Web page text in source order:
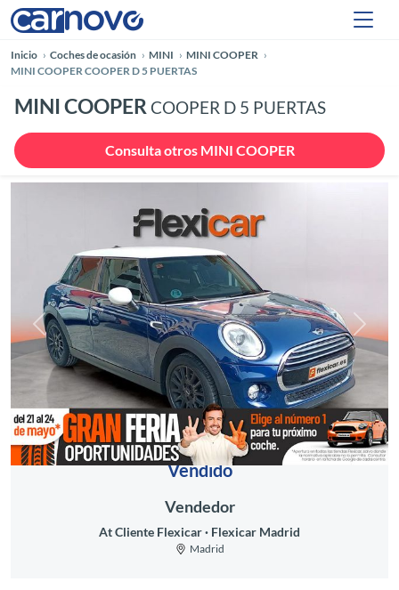
Inicio Coches de ocasión MINI
MINI COOPER
MINI COOPER COOPER D 5 PUERTAS
MINI COOPER COOPER D 5 PUERTAS
Consulta otros MINI COOPER
Anterior
Vendido
Vendedor
At Cliente Flexicar Flexicar Madrid
Madrid